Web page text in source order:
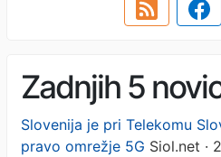
Zadnjih 5
Slovenija je pri Telekomu
pravo omrežje 5G Siol.net ·